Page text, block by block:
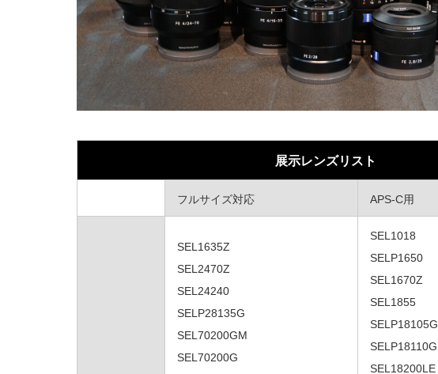
展示レンズリスト
フルサイズ対応 APS-C用
SEL1635Z
SEL2470Z
SEL24240
SELP28135G
SEL70200GM
SEL70200G
SEL1018
SELP1650
SEL1670Z
SEL1855
SELP18105G
SELP18110G
SEL18200LE